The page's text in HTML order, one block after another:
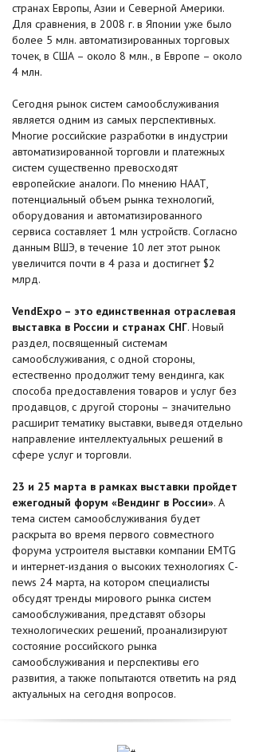
странах Европы, Азии и Северной Америки.
Для сравнения, в 2008 г. в Японии уже было
более 5 млн. автоматизированных торговых
точек, в США – около 8 млн., в Европе – около
4 млн.
Сегодня рынок систем самообслуживания
является одним из самых перспективных.
Многие российские разработки в индустрии
автоматизированной торговли и платежных
систем существенно превосходят
европейские аналоги. По мнению НААТ,
потенциальный объем рынка технологий,
оборудования и автоматизированного
сервиса составляет 1 млн устройств. Согласно
данным ВШЭ, в течение 10 лет этот рынок
увеличится почти в 4 раза и достигнет $2
млрд.
VendExpo – это единственная отраслевая
выставка в России и странах СНГ. Новый
раздел, посвященный системам
самообслуживания, с одной стороны,
естественно продолжит тему вендинга, как
способа предоставления товаров и услуг без
продавцов, с другой стороны – значительно
расширит тематику выставки, выведя отдельно
направление интеллектуальных решений в
сфере услуг и торговли.
23 и 25 марта в рамках выставки пройдет
ежегодный форум «Вендинг в России». А
тема систем самообслуживания будет
раскрыта во время первого совместного
форума устроителя выставки компании EMTG
и интернет-издания о высоких технологиях С-
news 24 марта, на котором специалисты
обсудят тренды мирового рынка систем
самообслуживания, представят обзоры
технологических решений, проанализируют
состояние российского рынка
самообслуживания и перспективы его
развития, а также попытаются ответить на ряд
актуальных на сегодня вопросов.